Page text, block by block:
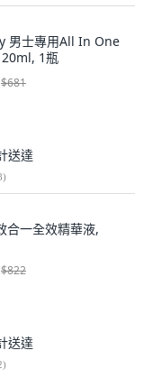
男士專用All In One
1瓶
$681
送達
)
合一全效精華液,
$822
送達
)